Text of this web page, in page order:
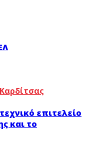
επιτελείο
και το